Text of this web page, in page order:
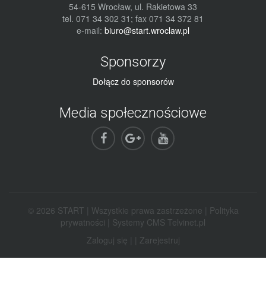
54-615 Wrocław, ul. Rakietowa 33
tel. 071 34 302 31; fax 071 34 372 81
e-mail: biuro@start.wroclaw.pl
Sponsorzy
Dołącz do sponsorów
Media społecznościowe
© 2026 START | Wszystkie prawa zastrzeżone |
Polityka
prywatności
Systemy CMS Telvinet.pl
Zaloguj się
Zarejestruj